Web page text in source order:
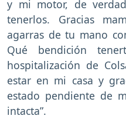
y mi motor, de
tenerlos. Gracias
agarras de tu mano
Qué bendición
hospitalización de
estar en mi casa y
estado pendiente de
intacta”.